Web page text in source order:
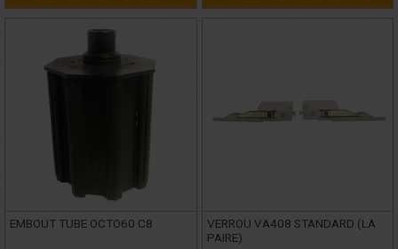
EMBOUT TUBE OCTO60 C8
VERROU VA408 STANDARD (LA
PAIRE)